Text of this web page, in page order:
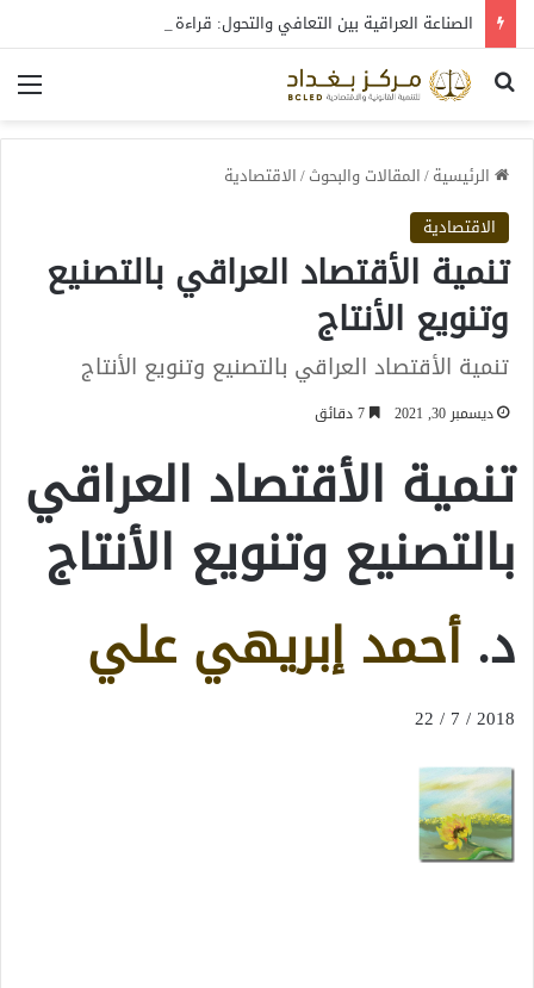
بحث عن
الرئيسية/المقالات والبحوث/الاقتصادية
الاقتصادية
تنمية الأقتصاد العراقي بالتصنيع
وتنويع الأنتاج
تنمية الأقتصاد العراقي بالتصنيع وتنويع الأنتاج
ديسمبر 30, 2021
تنمية الأقتصاد العراقي
بالتصنيع وتنويع الأنتاج
د.أحمد إبريهي علي
2018 / 7 / 22